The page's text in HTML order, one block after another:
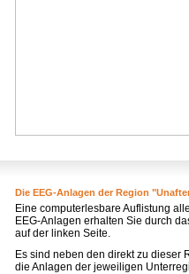
Die EEG-Anlagen der Region
Eine computerlesbare Auflistung
EEG-Anlagen erhalten Sie durch
auf der linken Seite.
Es sind neben den direkt zu dieser
die Anlagen der jeweiligen